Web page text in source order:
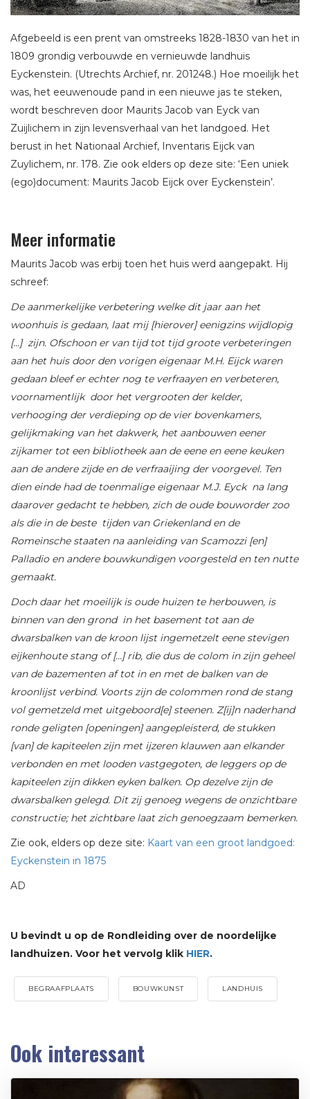
Afgebeeld is een prent van omstreeks 1828-1830 van het in
1809 grondig verbouwde en vernieuwde landhuis
Eyckenstein. (Utrechts Archief, nr. 201248.) Hoe moeilijk het
was, het eeuwenoude pand in een nieuwe jas te steken,
wordt beschreven door Maurits Jacob van Eyck van
Zuijlichem in zijn levensverhaal van het landgoed. Het
berust in het Nationaal Archief, Inventaris Eijck van
Zuylichem, nr. 178. Zie ook elders op deze site: ‘Een uniek
(ego)document: Maurits Jacob Eijck over Eyckenstein’.
Meer informatie
Maurits Jacob was erbij toen het huis werd aangepakt. Hij
schreef:
De aanmerkelijke verbetering welke dit jaar aan het
woonhuis is gedaan, laat mij [hierover] eenigzins wijdlopig
[…] zijn. Ofschoon er van tijd tot tijd groote verbeteringen
aan het huis door den vorigen eigenaar M.H. Eijck waren
gedaan bleef er echter nog te verfraayen en verbeteren,
voornamentlijk door het vergrooten der kelder,
verhooging der verdieping op de vier bovenkamers,
gelijkmaking van het dakwerk, het aanbouwen eener
zijkamer tot een bibliotheek aan de eene en eene keuken
aan de andere zijde en de verfraaijing der voorgevel. Ten
dien einde had de toenmalige eigenaar M.J. Eyck na lang
daarover gedacht te hebben, zich de oude bouworder zoo
als die in de beste tijden van Griekenland en de
Romeinsche staaten na aanleiding van Scamozzi [en]
Palladio en andere bouwkundigen voorgesteld en ten nutte
gemaakt.
Doch daar het moeilijk is oude huizen te herbouwen, is
binnen van den grond in het basement tot aan de
dwarsbalken van de kroon lijst ingemetzelt eene stevigen
eijkenhoute stang of […] rib, die dus de colom in zijn geheel
van de bazementen af tot in en met de balken van de
kroonlijst verbind. Voorts zijn de colommen rond de stang
vol gemetzeld met uitgeboord[e] steenen. Z[ij]n naderhand
ronde geligten [openingen] aangepleisterd, de stukken
[van] de kapiteelen zijn met ijzeren klauwen aan elkander
verbonden en met looden vastgegoten, de leggers op de
kapiteelen zijn dikken eyken balken. Op dezelve zijn de
dwarsbalken gelegd. Dit zij genoeg wegens de onzichtbare
constructie; het zichtbare laat zich genoegzaam bemerken.
Zie ook, elders op deze site: Kaart van een groot landgoed:
Eyckenstein in 1875
AD
U bevindt u op de Rondleiding over de noordelijke
landhuizen. Voor het vervolg klik HIER.
BEGRAAFPLAATS BOUWKUNST LANDHUIS
Ook interessant